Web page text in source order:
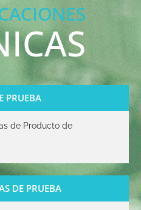
PRUEBA
de Producto de
DE PRUEBA